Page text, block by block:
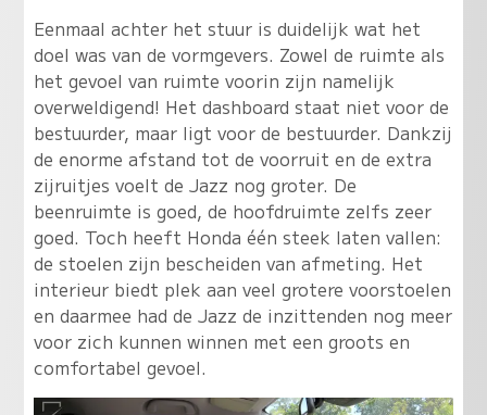
Eenmaal achter het stuur is duidelijk wat het
doel was van de vormgevers. Zowel de ruimte als
het gevoel van ruimte voorin zijn namelijk
overweldigend! Het dashboard staat niet voor de
bestuurder, maar ligt voor de bestuurder. Dankzij
de enorme afstand tot de voorruit en de extra
zijruitjes voelt de Jazz nog groter. De
beenruimte is goed, de hoofdruimte zelfs zeer
goed. Toch heeft Honda één steek laten vallen:
de stoelen zijn bescheiden van afmeting. Het
interieur biedt plek aan veel grotere voorstoelen
en daarmee had de Jazz de inzittenden nog meer
voor zich kunnen winnen met een groots en
comfortabel gevoel.